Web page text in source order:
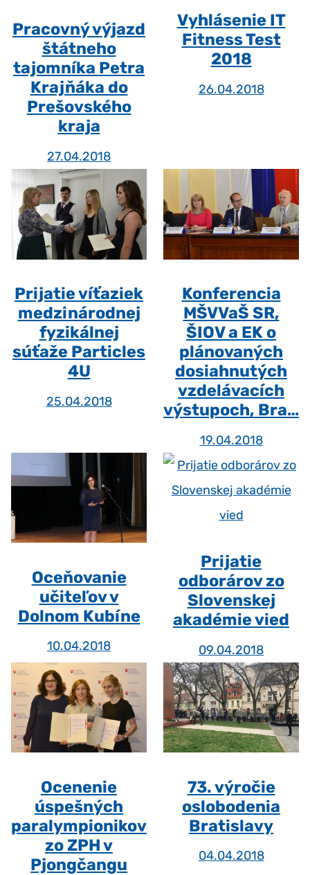
Pracovný výjazd
štátneho
tajomníka Petra
Krajňáka do
Prešovského
kraja
27.04.2018
Vyhlásenie IT
Fitness Test
2018
26.04.2018
Prijatie víťaziek
medzinárodnej
fyzikálnej
súťaže Particles
4U
25.04.2018
Konferencia
MŠVVaŠ SR,
ŠIOV a EK o
plánovaných
dosiahnutých
vzdelávacích
výstupoch, Bra…
19.04.2018
Oceňovanie
učiteľov v
Dolnom Kubíne
10.04.2018
Prijatie
odborárov zo
Slovenskej
akadémie vied
09.04.2018
Ocenenie
úspešných
paralympionikov
zo ZPH v
Pjongčangu
73. výročie
oslobodenia
Bratislavy
04.04.2018